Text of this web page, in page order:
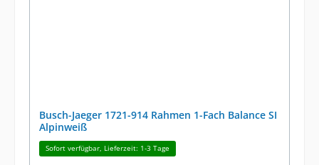
Busch-Jaeger 1721-914 Rahmen 1-Fach Balance SI
Alpinweiß
Sofort verfügbar, Lieferzeit: 1-3 Tage